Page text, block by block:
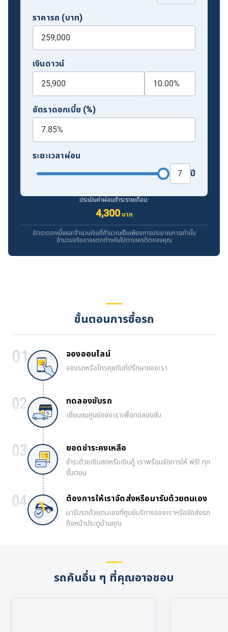
ราคารถ (บาท)
เงินดาวน์
อัตราดอกเบี้ย (%)
ระยะเวลาผ่อน
ปี
ประเมินค่าผ่อนชำระรายเดือน:
4,300 บาท
อัตราดอกเบี้ยและจำนวนเงินที่คำนวณเป็นเพียงการประมาณการเท่านั้น
จำนวนจริงอาจแตกต่างกันไปตามเครดิตของคุณ
ขั้นตอนการซื้อรถ
จองออนไลน์
จองรถหรือโทรคุยกับที่ปรึกษาของเรา
ทดลองขับรถ
เยี่ยมชมศูนย์ของเราเพื่อทดลองขับ
ยอดชำระคงเหลือ
ชำระด้วยเงินสดหรือเงินกู้ เราพร้อมจัดการให้ ฟรี! ทุก
ขั้นตอน
ต้องการให้เราจัดส่งหรือมารับด้วยตนเอง
มารับรถด้วยตนเองที่ศูนย์บริการของเราหรือจัดส่งรถ
ถึงหน้าประตูบ้านคุณ
รถคันอื่น ๆ ที่คุณอาจชอบ